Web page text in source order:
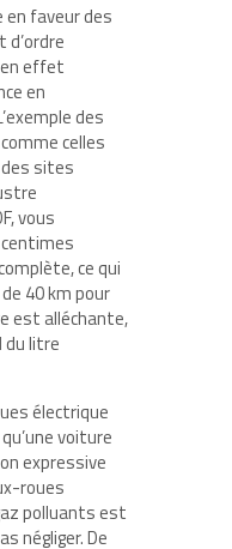
en faveur des
effet
en
des
celles
des sites
vous
ce qui
40 km pour
est alléchante,
du litre
électrique
voiture
expressive
roues
polluants est
négliger. De